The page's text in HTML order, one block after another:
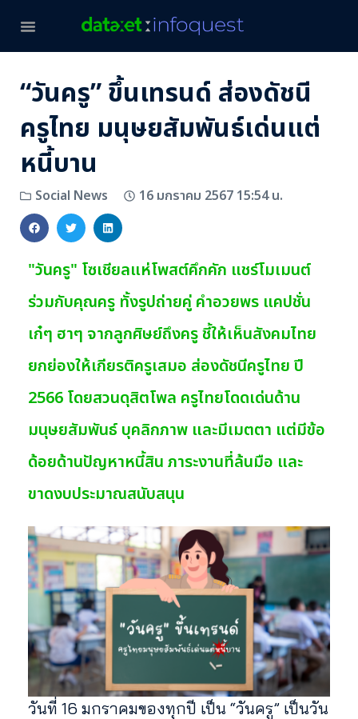
“วันครู” ขึ้นเทรนด์ ส่องดัชนี
ครูไทย มนุษยสัมพันธ์เด่นแต่
หนี้บาน
Social News 16 มกราคม 2567 15:54 น.
"วันครู" โซเชียลแห่โพสต์คึกคัก แชร์โมเมนต์
ร่วมกับคุณครู ทั้งรูปถ่ายคู่ คำอวยพร แคปชั่น
เก๋ๆ ฮาๆ จากลูกศิษย์ถึงครู ชี้ให้เห็นสังคมไทย
ยกย่องให้เกียรติครูเสมอ ส่องดัชนีครูไทย ปี
2566 โดยสวนดุสิตโพล ครูไทยโดดเด่นด้าน
มนุษยสัมพันธ์ บุคลิกภาพ และมีเมตตา แต่มีข้อ
ด้อยด้านปัญหาหนี้สิน ภาระงานที่ล้นมือ และ
ขาดงบประมาณสนับสนุน
วันที่ 16 มกราคมของทุกปี เป็น “วันครู” เป็นวัน